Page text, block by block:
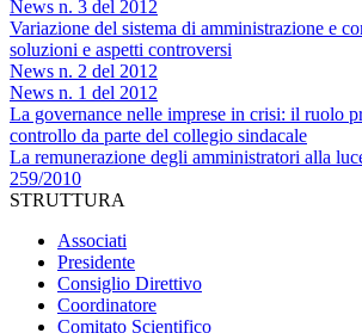
News n. 3 del 2012
Variazione del sistema di amministrazione e
soluzioni e aspetti controversi
News n. 2 del 2012
News n. 1 del 2012
La governance nelle imprese in crisi: il ruolo
controllo da parte del collegio sindacale
La remunerazione degli amministratori alla
259/2010
STRUTTURA
Associati
Presidente
Consiglio Direttivo
Coordinatore
Comitato Scientifico